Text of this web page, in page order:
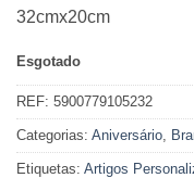
32cmx20cm
Esgotado
REF: 5900779105232
Categorias: Aniversário
Etiquetas: Artigos